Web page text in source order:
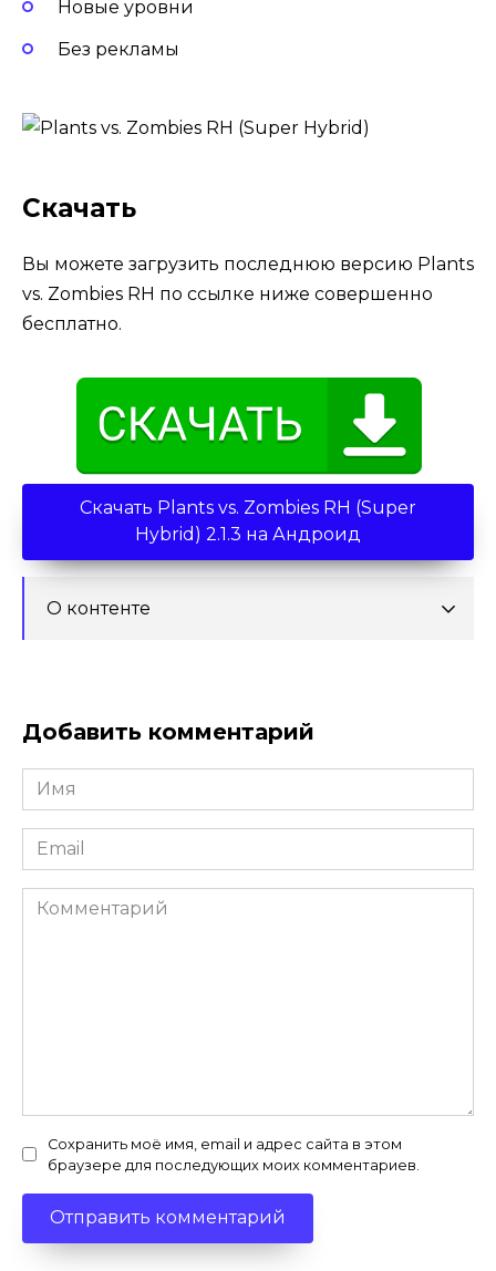
Новые уровни
Без рекламы
Скачать
Вы можете загрузить последнюю версию Plants
vs. Zombies RH по ссылке ниже совершенно
бесплатно.
Скачать Plants vs. Zombies RH (Super
Hybrid) 2.1.3 на Андроид
О контенте
Добавить комментарий
Имя
*
Email
*
Комментарий
Сохранить моё имя, email и адрес сайта в этом
браузере для последующих моих комментариев.